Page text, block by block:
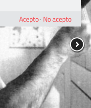
Acepto· No acepto